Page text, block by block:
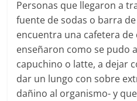
Personas que llegaron a
fuente de sodas o barra
encuentra una cafetera de
enseñaron como se pudo
capuchino o latte, a dejar
dar un lungo con sobre
dañino al organismo- y